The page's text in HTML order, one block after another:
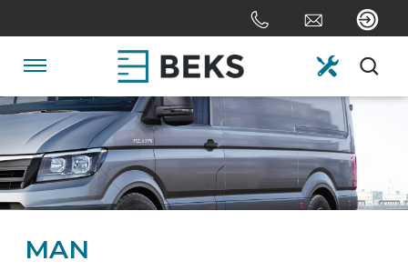
to
content
Jump
to
the
navigation
HOME
O FIRMĚ
SYSTÉMY
MAN